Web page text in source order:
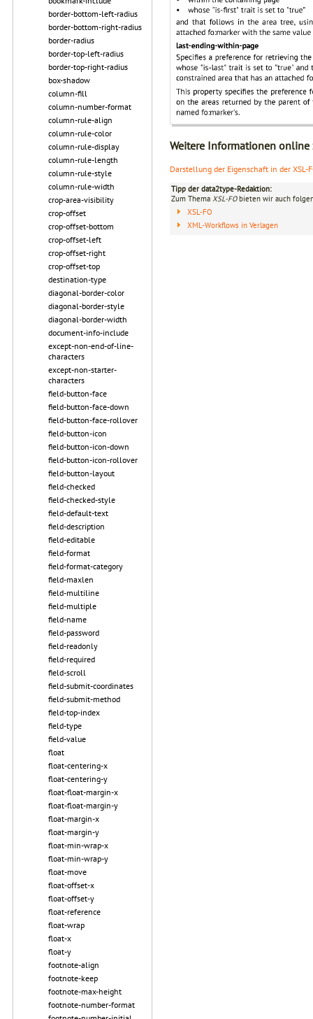
border-bottom-left-radius
border-bottom-right-radius
border-radius
border-top-left-radius
border-top-right-radius
box-shadow
column-fill
column-number-format
column-rule-align
column-rule-color
column-rule-display
column-rule-length
column-rule-style
column-rule-width
crop-area-visibility
crop-offset
crop-offset-bottom
crop-offset-left
crop-offset-right
crop-offset-top
destination-type
diagonal-border-color
diagonal-border-style
diagonal-border-width
document-info-include
except-non-end-of-line-
characters
except-non-starter-
characters
field-button-face
field-button-face-down
field-button-face-rollover
field-button-icon
field-button-icon-down
field-button-icon-rollover
field-button-layout
field-checked
field-checked-style
field-default-text
field-description
field-editable
field-format
field-format-category
field-maxlen
field-multiline
field-multiple
field-name
field-password
field-readonly
field-required
field-scroll
field-submit-coordinates
field-submit-method
field-top-index
field-type
field-value
float
float-centering-x
float-centering-y
float-float-margin-x
float-float-margin-y
float-margin-x
float-margin-y
float-min-wrap-x
float-min-wrap-y
float-move
float-offset-x
float-offset-y
float-reference
float-wrap
float-x
float-y
footnote-align
footnote-keep
footnote-max-height
footnote-number-format
Weitere Informationen online
Darstellung der Eigenschaft in der XSL-
Tipp der data2type-Redaktion:
Zum Thema XSL-FObieten wir auch
XSL-FO
XML-Workflows in Verlagen